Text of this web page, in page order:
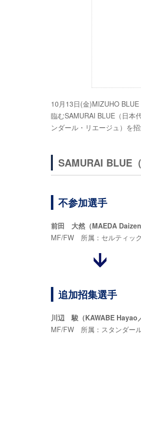
10月13日(金)MIZUHO
臨むSAMURAI BLUE（日本
ンダール・リエージュ）を
SAMURAI BLUE
不参加選手
前田 大然（MAEDA Daizen
MF/FW 所属：セルティッ
追加招集選手
川辺 駿（KAWABE Hayao／
MF/FW 所属：スタンダー